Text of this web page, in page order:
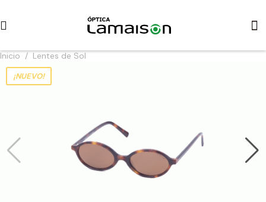
Inicio / Lentes de Sol
¡NUEVO!